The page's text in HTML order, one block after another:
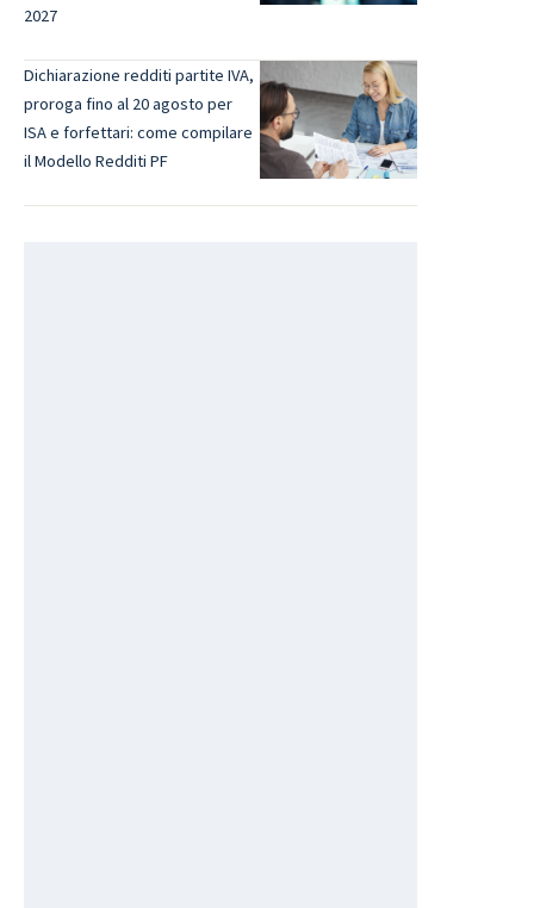
2027
Dichiarazione redditi partite IVA,
proroga fino al 20 agosto per
ISA e forfettari: come compilare
il Modello Redditi PF